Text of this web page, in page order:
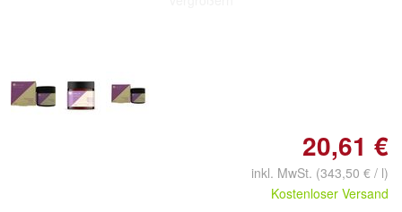
20,61 €
inkl. MwSt. (343,50 € / l)
Kostenloser Versand